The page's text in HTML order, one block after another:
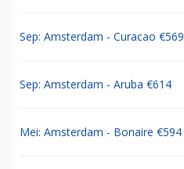
Sep: Amsterdam - Curacao €569
Sep: Amsterdam - Aruba €614
Mei: Amsterdam - Bonaire €594